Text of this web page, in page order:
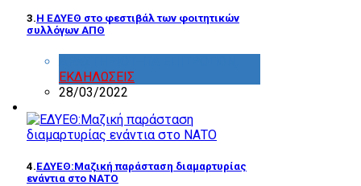
3.Η ΕΔΥΕΘ στο φεστιβάλ των φοιτητικών
συλλόγων ΑΠΘ
ΕΚΔΗΛΩΣΕΙΣ
28/03/2022
4.ΕΔΥΕΘ:Μαζική παράσταση διαμαρτυρίας
ενάντια στο ΝΑΤΟ